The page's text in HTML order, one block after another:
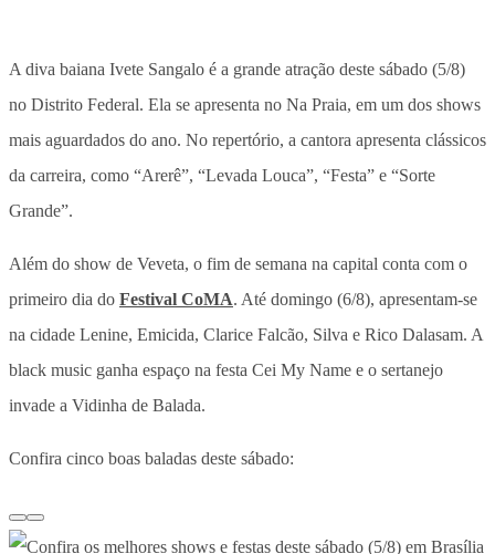
A diva baiana Ivete Sangalo é a grande atração deste sábado (5/8)
no Distrito Federal. Ela se apresenta no Na Praia, em um dos shows
mais aguardados do ano. No repertório, a cantora apresenta clássicos
da carreira, como “Arerê”, “Levada Louca”, “Festa” e “Sorte
Grande”.
Além do show de Veveta, o fim de semana na capital conta com o
primeiro dia do Festival CoMA. Até domingo (6/8), apresentam-se
na cidade Lenine, Emicida, Clarice Falcão, Silva e Rico Dalasam. A
black music ganha espaço na festa Cei My Name e o sertanejo
invade a Vidinha de Balada.
Confira cinco boas baladas deste sábado: